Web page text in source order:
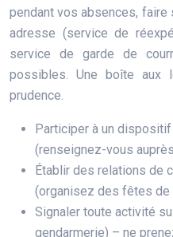
pendant vos absences, faire
adresse (service de
service de garde de
possibles. Une boîte
prudence.
Participer à un
(renseignez-vous
Établir des relations de
(organisez des fêtes de
Signaler toute activité
gendarmerie) – ne